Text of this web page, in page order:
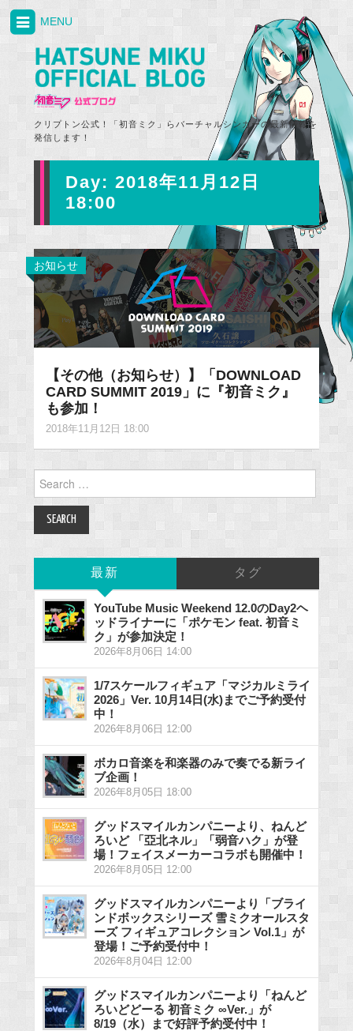
クリプトン公式！「初音ミク」らバーチャルシンガーの最新情報を
発信します！
MENU
Day: 2018年11月12日
18:00
お知らせ
【その他（お知らせ）】「DOWNLOAD
CARD SUMMIT 2019」に『初音ミク』
も参加！
2018年11月12日 18:00
for:
最新 タグ
YouTube Music Weekend 12.0のDay2ヘ
ッドライナーに「ポケモン feat. 初音ミ
ク」が参加決定！
2026年8月06日 14:00
1/7スケールフィギュア「マジカルミライ
2026」Ver. 10月14日(水)までご予約受付
中！
2026年8月06日 12:00
ボカロ音楽を和楽器のみで奏でる新ライ
ブ企画！
2026年8月05日 18:00
グッドスマイルカンパニーより、ねんど
ろいど 「亞北ネル」「弱音ハク」が登
場！フェイスメーカーコラボも開催中！
2026年8月05日 12:00
グッドスマイルカンパニーより「ブライ
ンドボックスシリーズ 雪ミクオールスタ
ーズ フィギュアコレクション Vol.1」が
登場！ご予約受付中！
2026年8月04日 12:00
グッドスマイルカンパニーより「ねんど
ろいどどーる 初音ミク ∞Ver.」が
8/19（水）まで好評予約受付中！